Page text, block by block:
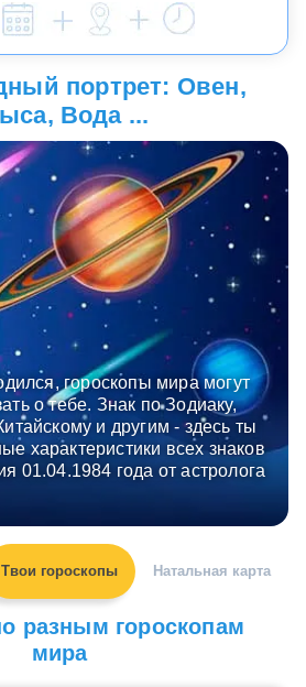
портрет: Овен,
Вода ...
гороскопы мира могут
о тебе. Знак по Зодиаку,
и другим - здесь ты
характеристики всех знаков
01.04.1984 года от астролога
Твои гороскопы Натальная карта
разным гороскопам
мира